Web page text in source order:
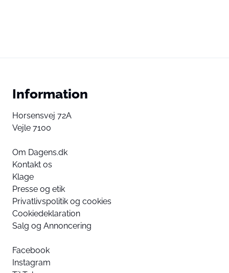
Information
Horsensvej 72A
Vejle 7100
Om Dagens.dk
Kontakt os
Klage
Presse og etik
Privatlivspolitik og cookies
Cookiedeklaration
Salg og Annoncering
Facebook
Instagram